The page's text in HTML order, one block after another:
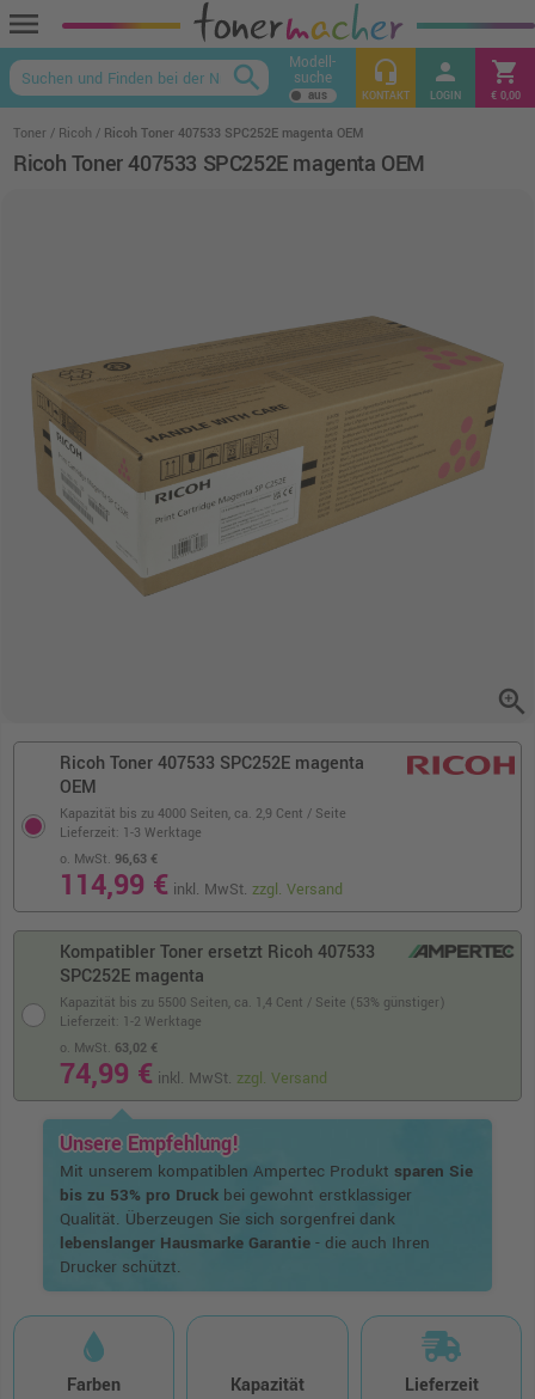
menu
keyboard_arrow_up
search Modell-
suche headset_mic
KONTAKT
person
LOGIN
shopping_cart
€ 0,00
Toner Ricoh Ricoh Toner 407533 SPC252E magenta OEM
Ricoh Toner 407533 SPC252E magenta OEM
zoom_in
Ricoh Toner 407533 SPC252E magenta
OEM
Kapazität bis zu 4000 Seiten, ca. 2,9 Cent / Seite
o. MwSt.96,63 €
114,99 € inkl. MwSt.zzgl. Versand
Lieferzeit: 1-3 Werktage
Kompatibler Toner ersetzt Ricoh 407533
SPC252E magenta
Kapazität bis zu 5500 Seiten, ca. 1,4 Cent / Seite (53% günstiger)
o. MwSt. 63,02 €
74,99 € inkl. MwSt. zzgl. Versand
Lieferzeit: 1-2 Werktage
Unsere Empfehlung!
Mit unserem kompatiblen Ampertec Produkt sparen Sie
bis zu 53% pro Druckbei gewohnt erstklassiger
Qualität. Überzeugen Sie sich sorgenfrei dank
lebenslanger Hausmarke Garantie- die auch Ihren
Drucker schützt.
Farben Kapazität Lieferzeit